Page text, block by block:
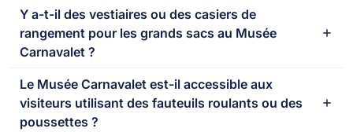
Y a-t-il des vestiaires ou des casiers de
rangement pour les grands sacs au Musée
Carnavalet ?
Le Musée Carnavalet est-il accessible aux
visiteurs utilisant des fauteuils roulants ou des
poussettes ?